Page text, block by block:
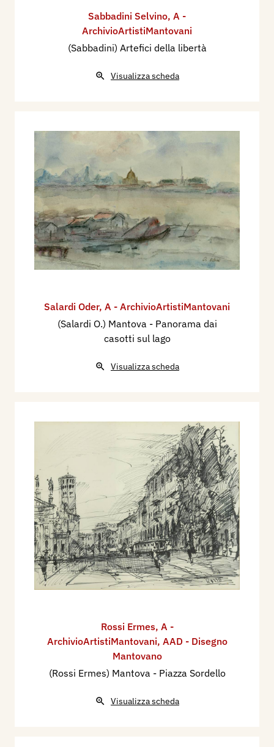
Sabbadini Selvino, A -
ArchivioArtistiMantovani
(Sabbadini) Artefici della libertà
Visualizza scheda
Salardi Oder, A - ArchivioArtistiMantovani
(Salardi O.) Mantova - Panorama dai
casotti sul lago
Visualizza scheda
Rossi Ermes, A -
ArchivioArtistiMantovani, AAD - Disegno
Mantovano
(Rossi Ermes) Mantova - Piazza Sordello
Visualizza scheda